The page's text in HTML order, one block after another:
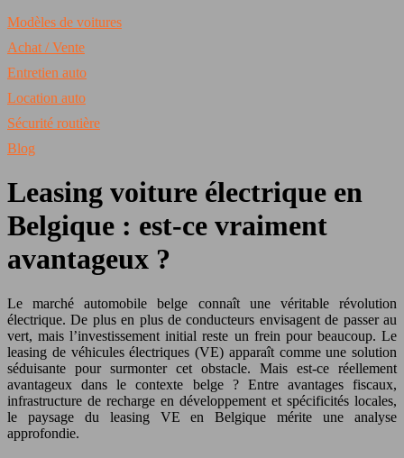
Modèles de voitures
Achat / Vente
Entretien auto
Location auto
Sécurité routière
Blog
Leasing voiture électrique en
Belgique : est-ce vraiment
avantageux ?
Le marché automobile belge connaît une véritable révolution
électrique. De plus en plus de conducteurs envisagent de passer au
vert, mais l’investissement initial reste un frein pour beaucoup. Le
leasing de véhicules électriques (VE) apparaît comme une solution
séduisante pour surmonter cet obstacle. Mais est-ce réellement
avantageux dans le contexte belge ? Entre avantages fiscaux,
infrastructure de recharge en développement et spécificités locales,
le paysage du leasing VE en Belgique mérite une analyse
approfondie.